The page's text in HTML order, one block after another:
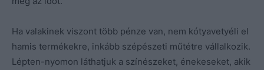
Ha valakinek viszont több pénze van, nem kótyavetyéli el
hamis termékekre, inkább szépészeti műtétre vállalkozik.
Lépten-nyomon láthatjuk a színészeket, énekeseket, akik